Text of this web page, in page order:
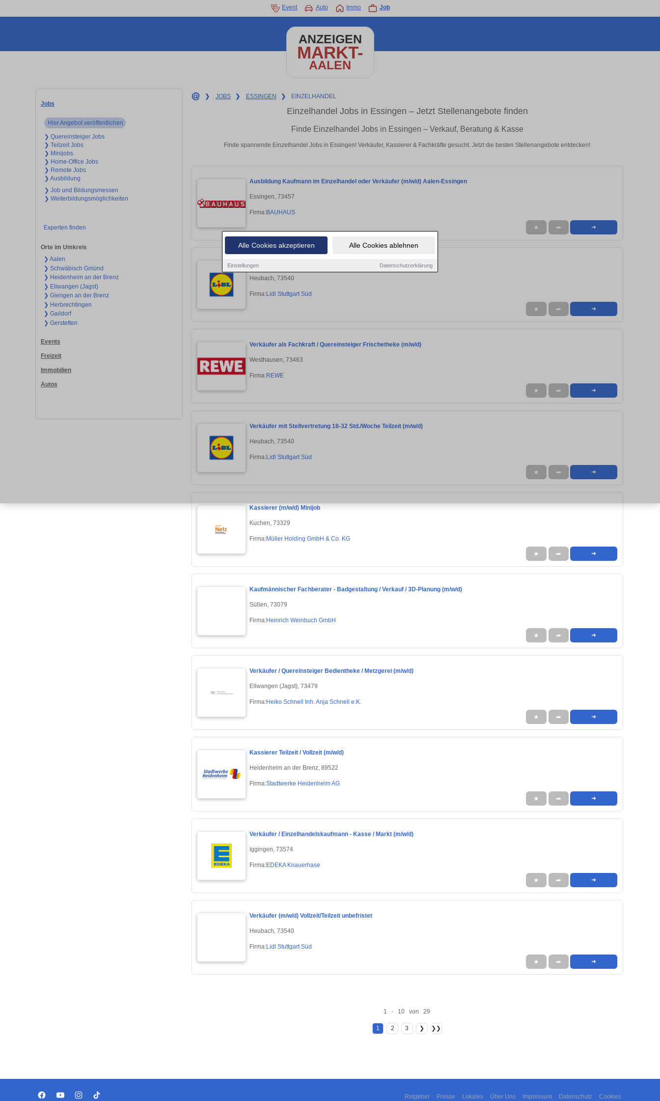
Alle Cookies akzeptieren Alle Cookies ablehnen
Einstellungen Datenschutzerklärung
Event Auto Immo Job
ANZEIGEN
MARKT-
AALEN
Jobs
Hier Angebot veröffentlichen
❯ Quereinsteiger Jobs
❯ Teilzeit Jobs
❯ Minijobs
❯ Home-Office Jobs
❯ Remote Jobs
❯ Ausbildung
❯ Job und Bildungsmessen
❯ Weiterbildungsmöglichkeiten
Experten finden
Orte im Umkreis
❯ Aalen
❯ Schwäbisch Gmünd
❯ Heidenheim an der Brenz
❯ Ellwangen (Jagst)
❯ Giengen an der Brenz
❯ Herbrechtingen
❯ Gaildorf
❯ Gerstetten
Events
Freizeit
Immobilien
Autos
❯ JOBS ❯ ESSINGEN ❯ EINZELHANDEL
Einzelhandel Jobs in Essingen – Jetzt Stellenangebote finden
Finde Einzelhandel Jobs in Essingen – Verkauf, Beratung & Kasse
Finde spannende Einzelhandel Jobs in Essingen! Verkäufer, Kassierer & Fachkräfte gesucht. Jetzt die besten Stellenangebote entdecken!
Ausbildung Kaufmann im Einzelhandel oder Verkäufer (m/w/d) Aalen-Essingen
Essingen, 73457
Firma:BAUHAUS
★ ➦ ➜
Verkäufer in Vollzeit / Teilzeit (m/w/d), unbefristet
Heubach, 73540
Firma:Lidl Stuttgart Süd
★ ➦ ➜
Verkäufer als Fachkraft / Quereinsteiger Frischetheke (m/w/d)
Westhausen, 73463
Firma:REWE
★ ➦ ➜
Verkäufer mit Stellvertretung 18-32 Std./Woche Teilzeit (m/w/d)
Heubach, 73540
Firma:Lidl Stuttgart Süd
★ ➦ ➜
Kassierer (m/w/d) Minijob
Kuchen, 73329
Firma:Müller Holding GmbH & Co. KG
★ ➦ ➜
Kaufmännischer Fachberater - Badgestaltung / Verkauf / 3D-Planung (m/w/d)
Süßen, 73079
Firma:Heinrich Weinbuch GmbH
★ ➦ ➜
Verkäufer / Quereinsteiger Bedientheke / Metzgerei (m/w/d)
Ellwangen (Jagst), 73479
Firma:Heiko Schnell Inh. Anja Schnell e.K.
★ ➦ ➜
Kassierer Teilzeit / Vollzeit (m/w/d)
Heidenheim an der Brenz, 89522
Firma:Stadtwerke Heidenheim AG
★ ➦ ➜
Verkäufer / Einzelhandelskaufmann - Kasse / Markt (m/w/d)
Iggingen, 73574
Firma:EDEKA Knauerhase
★ ➦ ➜
Verkäufer (m/w/d) Vollzeit/Teilzeit unbefristet
Heubach, 73540
Firma:Lidl Stuttgart Süd
★ ➦ ➜
1 - 10 von 29
1 2 3 ❯ ❯❯
Ratgeber Presse Lokales Über Uns Impressum Datenschutz Cookies